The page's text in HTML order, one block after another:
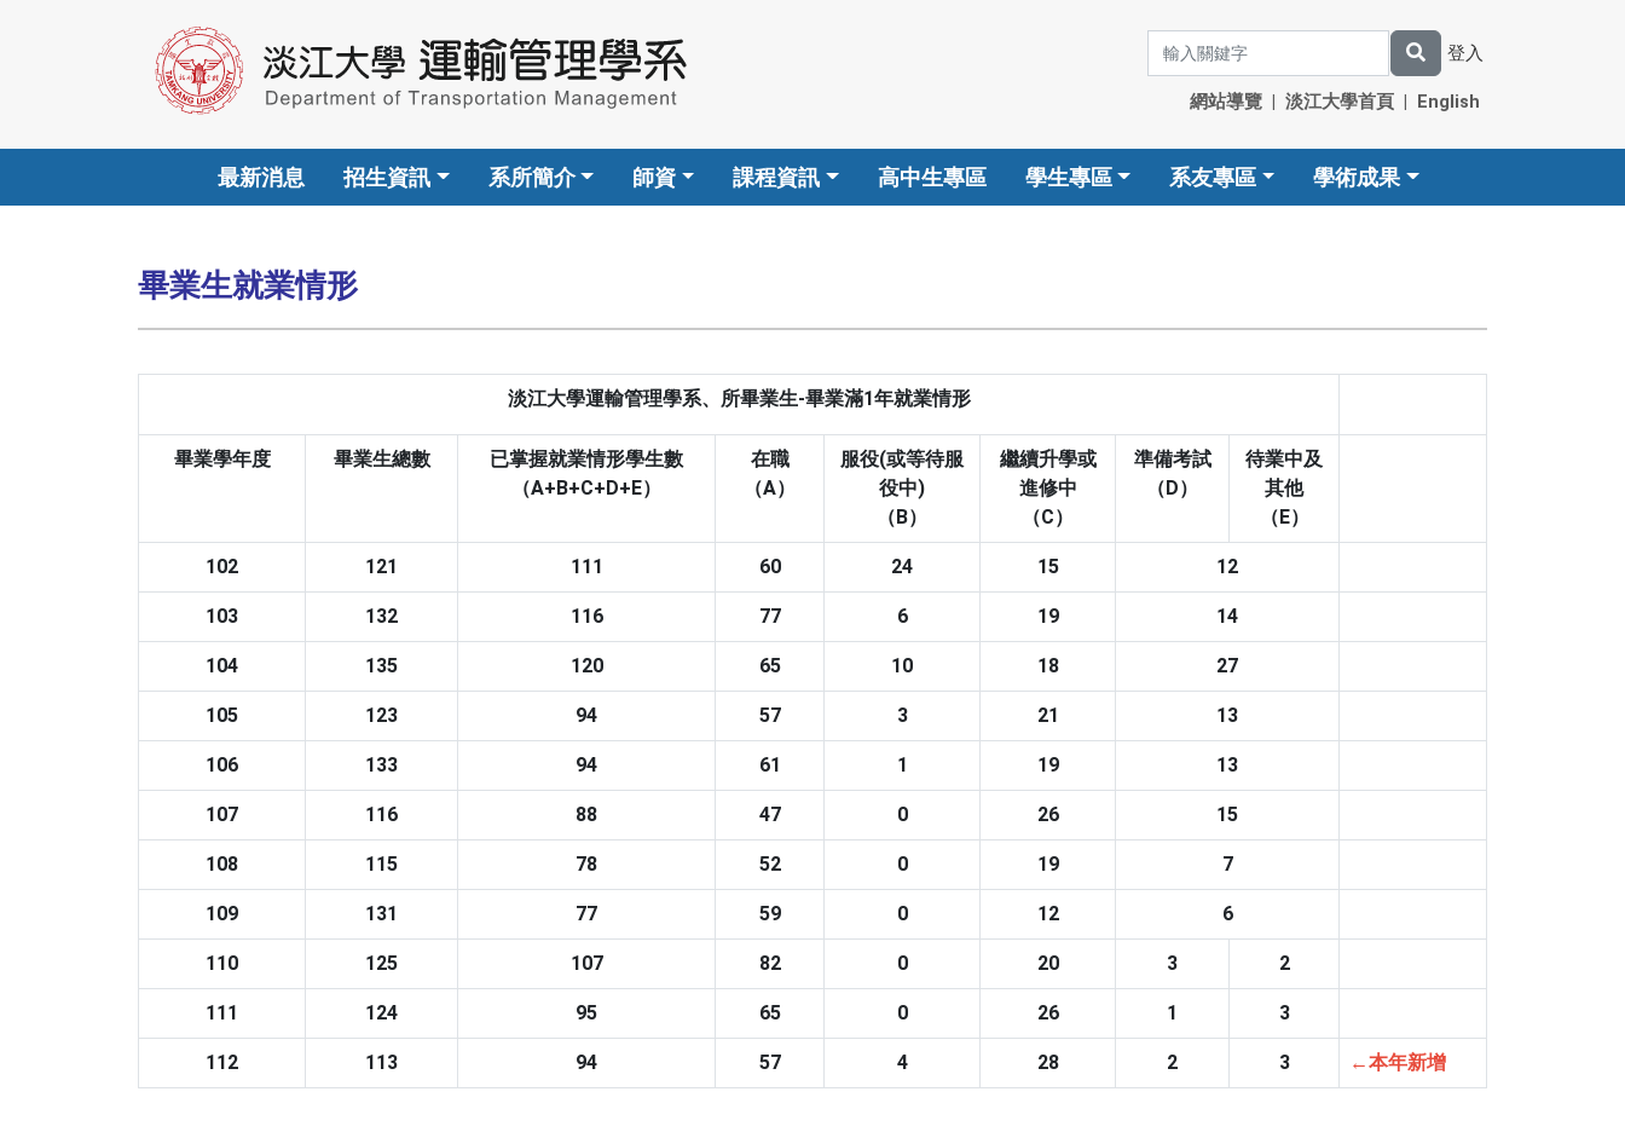
登入
網站導覽 | 淡江大學首頁 | English
最新消息 招生資訊 系所簡介 師資 課程資訊 高中生專區 學生專區 系友專區 學術成果
畢業生就業情形
淡江大學運輸管理學系、所畢業生-畢業滿1年就業情形
畢業學年度 畢業生總數
已掌握就業情形學生數
（A+B+C+D+E）
在職
（A）
服役(或等待服
役中)
（B）
繼續升學或
進修中
（C）
準備考試
（D）
待業中及
其他
（E）
102 121 111 60 24 15 12
103 132 116 77 6 19 14
104 135 120 65 10 18 27
105 123 94 57 3 21 13
106 133 94 61 1 19 13
107 116 88 47 0 26 15
108 115 78 52 0 19 7
109 131 77 59 0 12 6
110 125 107 82 0 20 3 2
111 124 95 65 0 26 1 3
112 113 94 57 4 28 2 3 ←本年新增